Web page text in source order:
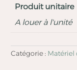
Produit unitaire
A louer à l'unité
Catégorie : Matériel